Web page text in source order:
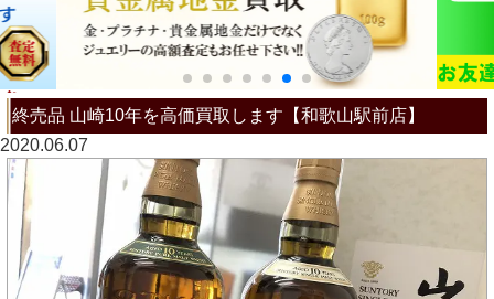
終売品 山崎10年を高価買取します【和歌山駅前店】
2020.06.07